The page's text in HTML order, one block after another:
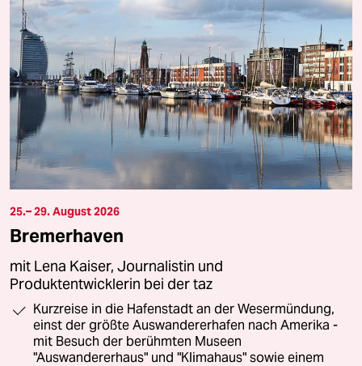
25.– 29. August 2026
Bremerhaven
mit Lena Kaiser, Journalistin und
Produktentwicklerin bei der taz
Kurzreise in die Hafenstadt an der Wesermündung,
einst der größte Auswandererhafen nach Amerika -
mit Besuch der berühmten Museen
"Auswandererhaus" und "Klimahaus" sowie einem